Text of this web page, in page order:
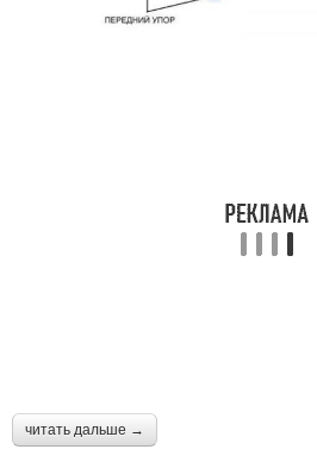
читать дальше →